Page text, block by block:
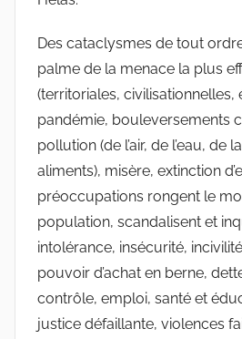
Des cataclysmes de tout
palme de la menace la plus
(territoriales, civilisationnelles,
pandémie, bouleversements
pollution (de l’air, de l’eau, de
aliments), misère, extinction
préoccupations rongent le
population, scandalisent et
intolérance, insécurité,
pouvoir d’achat en berne,
contrôle, emploi, santé et
justice défaillante, violences